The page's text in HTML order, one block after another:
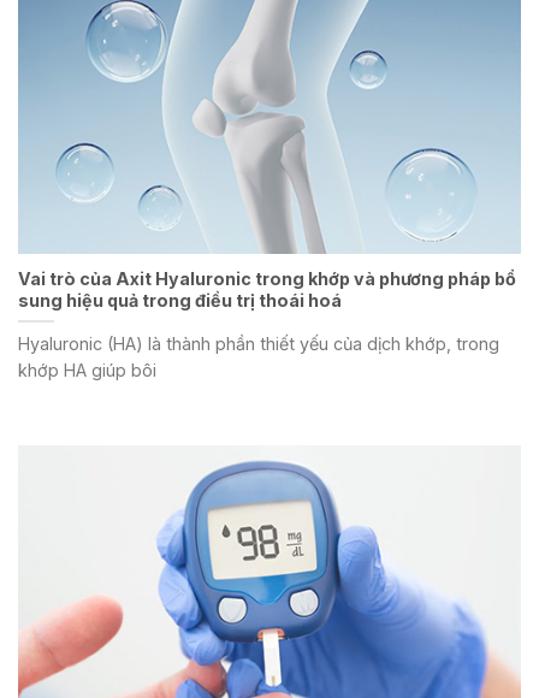
Vai trò của Axit Hyaluronic trong khớp và phương pháp bổ
sung hiệu quả trong điều trị thoái hoá
Hyaluronic (HA) là thành phần thiết yếu của dịch khớp, trong
khớp HA giúp bôi